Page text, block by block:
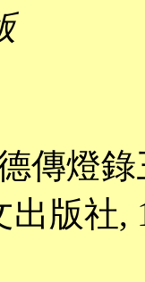
燈錄
出版社,